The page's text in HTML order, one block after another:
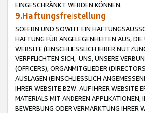
EINGESCHRÄNKT WERDEN KÖNNEN.
9.Haftungsfreistellung
SOFERN UND SOWEIT EIN
HAFTUNG FÜR ANGELEGENHEITEN AUS,
WEBSITE (EINSCHLIESSLICH IHRER
VERPFLICHTEN SICH, UNS, UNSERE
(OFFICERS), ORGANMITGLIEDER
AUSLAGEN (EINSCHLIESSLICH
IHRER WEBSITE BZW. AUF IHRER WEBSITE
MATERIALS MIT ANDEREN APPLIKATIONEN,
BEWERBUNG ODER VERMARKTUNG IHRER